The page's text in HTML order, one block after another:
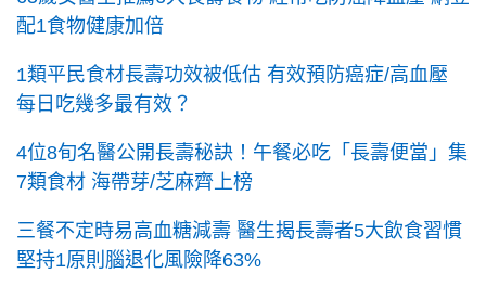
配1食物健康加倍
1類平民食材長壽功效被低估 有效預防癌症/高血壓
每日吃幾多最有效？
4位8旬名醫公開長壽秘訣！午餐必吃「長壽便當」集
7類食材 海帶芽/芝麻齊上榜
三餐不定時易高血糖減壽 醫生揭長壽者5大飲食習慣
堅持1原則腦退化風險降63%